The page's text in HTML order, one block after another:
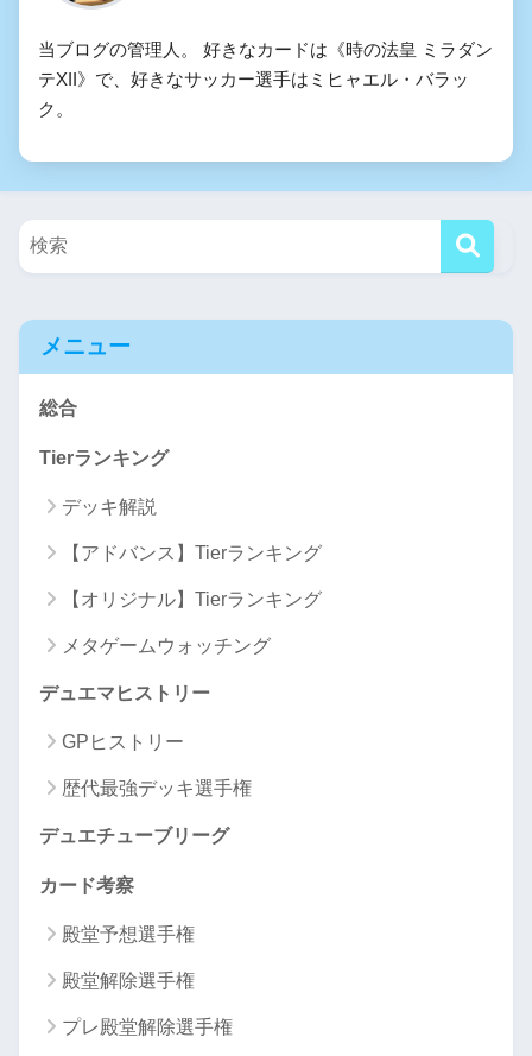
当ブログの管理人。 好きなカードは《時の法皇 ミラダン
テXII》で、好きなサッカー選手はミヒャエル・バラッ
ク。
メニュー
総合
Tierランキング
デッキ解説
【アドバンス】Tierランキング
【オリジナル】Tierランキング
メタゲームウォッチング
デュエマヒストリー
GPヒストリー
歴代最強デッキ選手権
デュエチューブリーグ
カード考察
殿堂予想選手権
殿堂解除選手権
プレ殿堂解除選手権